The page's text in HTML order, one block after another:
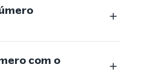
com o